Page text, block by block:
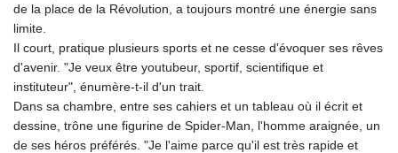
de la place de la Révolution, a toujours montré une énergie sans
limite.
Il court, pratique plusieurs sports et ne cesse d'évoquer ses rêves
d'avenir. "Je veux être youtubeur, sportif, scientifique et
instituteur", énumère-t-il d'un trait.
Dans sa chambre, entre ses cahiers et un tableau où il écrit et
dessine, trône une figurine de Spider-Man, l'homme araignée, un
de ses héros préférés. "Je l'aime parce qu'il est très rapide et